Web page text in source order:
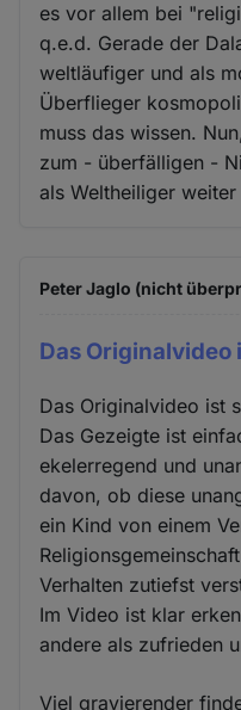
es vor allem bei
q.e.d. Gerade der
weltläufiger und als
Überflieger
muss das wissen.
zum - überfälligen -
als Weltheiliger weiter
Peter Jaglo (nicht
Das Originalvideo
Das Originalvideo ist
Das Gezeigte ist
ekelerregend und
davon, ob diese
ein Kind von einem
Verhalten zutiefst
Im Video ist klar
andere als zufrieden
Viel gravierender